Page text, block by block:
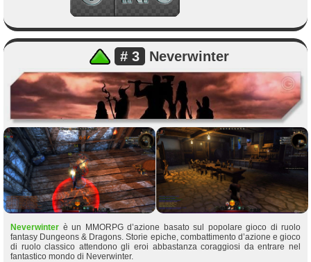
# 3 Neverwinter
Neverwinter è un MMORPG d’azione basato sul popolare gioco di ruolo
fantasy Dungeons & Dragons. Storie epiche, combattimento d’azione e gioco
di ruolo classico attendono gli eroi abbastanza coraggiosi da entrare nel
fantastico mondo di Neverwinter.